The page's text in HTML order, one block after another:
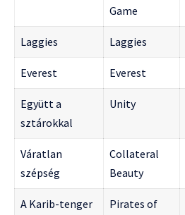
Game
Laggies Laggies
Everest Everest
Együtt a
sztárokkal
Unity
Váratlan
szépség
Collateral
Beauty
A Karib-tenger
Pirates of